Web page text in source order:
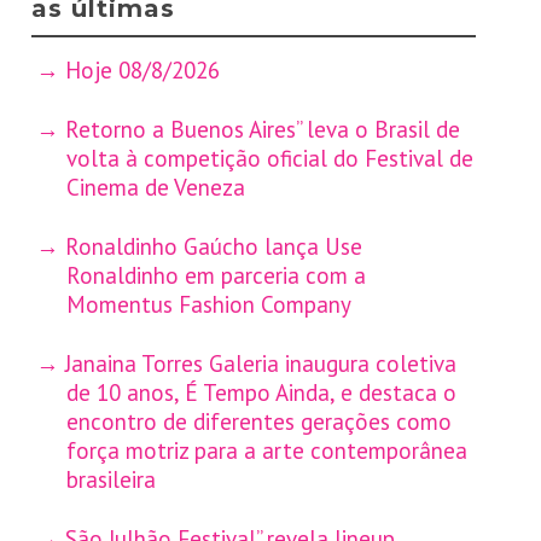
as últimas
Hoje 08/8/2026
Retorno a Buenos Aires” leva o Brasil de
volta à competição oficial do Festival de
Cinema de Veneza
Ronaldinho Gaúcho lança Use
Ronaldinho em parceria com a
Momentus Fashion Company
Janaina Torres Galeria inaugura coletiva
de 10 anos, É Tempo Ainda, e destaca o
encontro de diferentes gerações como
força motriz para a arte contemporânea
brasileira